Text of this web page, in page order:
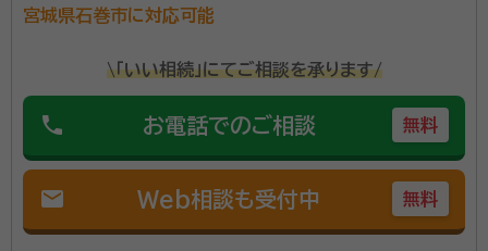
宮城県石巻市に対応可能
\「いい相続」にてご相談を承ります/
phone お電話でのご相談 無料
mail Web相談も受付中 無料